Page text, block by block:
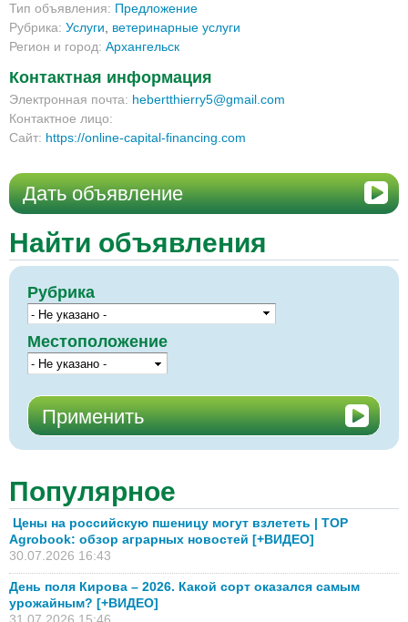
Тип объявления: Предложение
Рубрика: Услуги
ветеринарные услуги
Регион и город: Архангельск
Контактная информация
Электронная почта: hebertthierry5@gmail.com
Контактное лицо:
Сайт: https://online-capital-financing.com
Дать объявление
Найти объявления
Рубрика
Местоположение
Популярное
Цены на российскую пшеницу могут взлететь | TOP
Agrobook: обзор аграрных новостей [+ВИДЕО]
30.07.2026 16:43
День поля Кирова – 2026. Какой сорт оказался самым
урожайным? [+ВИДЕО]
31.07.2026 15:46